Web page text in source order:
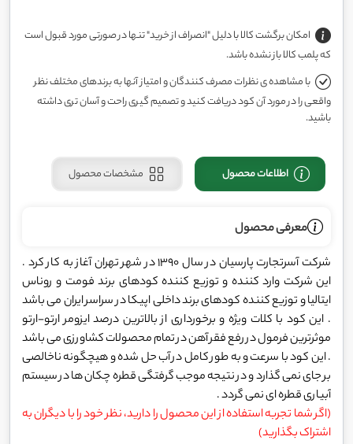
امکان برگشت کالا با دلیل "انصراف از خرید" تنها در صورتی مورد قبول است
که پلمب کالا باز نشده باشد.
با مشاهده ی نظرات مصرف کنندگان و امتیاز آنها به برندهای مختلف نظر
واقعی را در مورد آن کود دریافت کنید و تصمیم گیری راحت و آسان تری داشته
باشید.
اطلاعات محصول مشخصات محصول
معرفی محصول
شرکت آسرتجارت پارسیان در سال 1390 در شهر تهران آغاز به کار کرد .
این شرکت وارد کننده و توزیع کننده کودهای برند فومت و روناس
ایتالیا و توزیع کننده کودهای برند داخلی اپیکا در سراسر ایران می باشد
. این کود با کلات ویژه و برخورداری از بالاترین درصد ایزومر ارتو-ارتو
موثرترین فرمول در رفع فقر آهن در تمام محصولات کشاورزی می باشد
. این کود با سرعت و به طور کامل در آب حل شده و هیچگونه ناخالصی
بر جای نمی گذارد و در نتیجه موجب گرفتگی قطره چکان ها در سیستم
آبیاری قطره ای نمی گردد .
(اگر شما تجربه استفاده از این محصول را دارید، نظر خود را با دیگران به
اشتراک بگذارید)